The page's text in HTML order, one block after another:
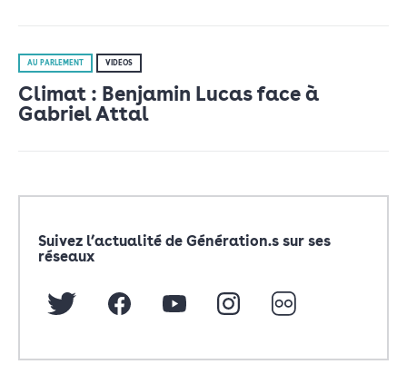
AU PARLEMENT VIDÉOS
Climat : Benjamin Lucas face à
Gabriel Attal
Suivez l’actualité de Génération.s sur ses
réseaux